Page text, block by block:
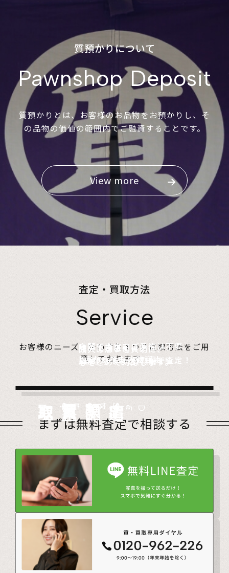
質預かりについて
Pawnshop Deposit
質預かりとは、お客様のお品物をお預かりし、そ
の品物の価値の範囲内でご融資することです。
View more
査定・買取方法
Service
お客様のニーズに合わせた４つの買取方法をご用
意しております。
Store
店頭買取
店頭で査定、ご予約は不要。
1点からでも大歓迎！
Visit
出張買取
無料でご自宅にお伺い、
査定のプロがその場で査定！
Del
i
very
宅配買取
詰めて送るだけ。
1点からでも送料無料！
Estate
遺品整理
故人の想いを大切に、
心をこめて対応します。
まずは無料査定で相談する